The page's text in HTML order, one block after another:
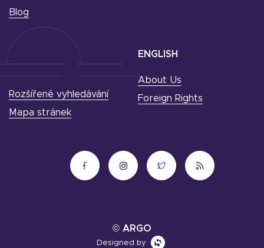
Blog
ENGLISH
About Us
Foreign Rights
Rozšířené vyhledávání
Mapa stránek
© ARGO
Designed by